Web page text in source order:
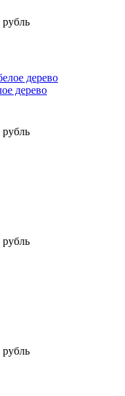
рубль
дерево
рубль
рубль
рубль